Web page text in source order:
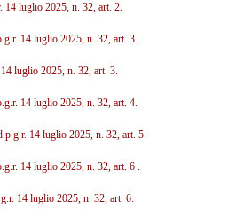
14 luglio 2025, n. 32, art. 2.
14 luglio 2025, n. 32, art. 3.
luglio 2025, n. 32, art. 3.
14 luglio 2025, n. 32, art. 4.
14 luglio 2025, n. 32, art. 5.
14 luglio 2025, n. 32, art. 6.
14 luglio 2025, n. 32, art. 6.